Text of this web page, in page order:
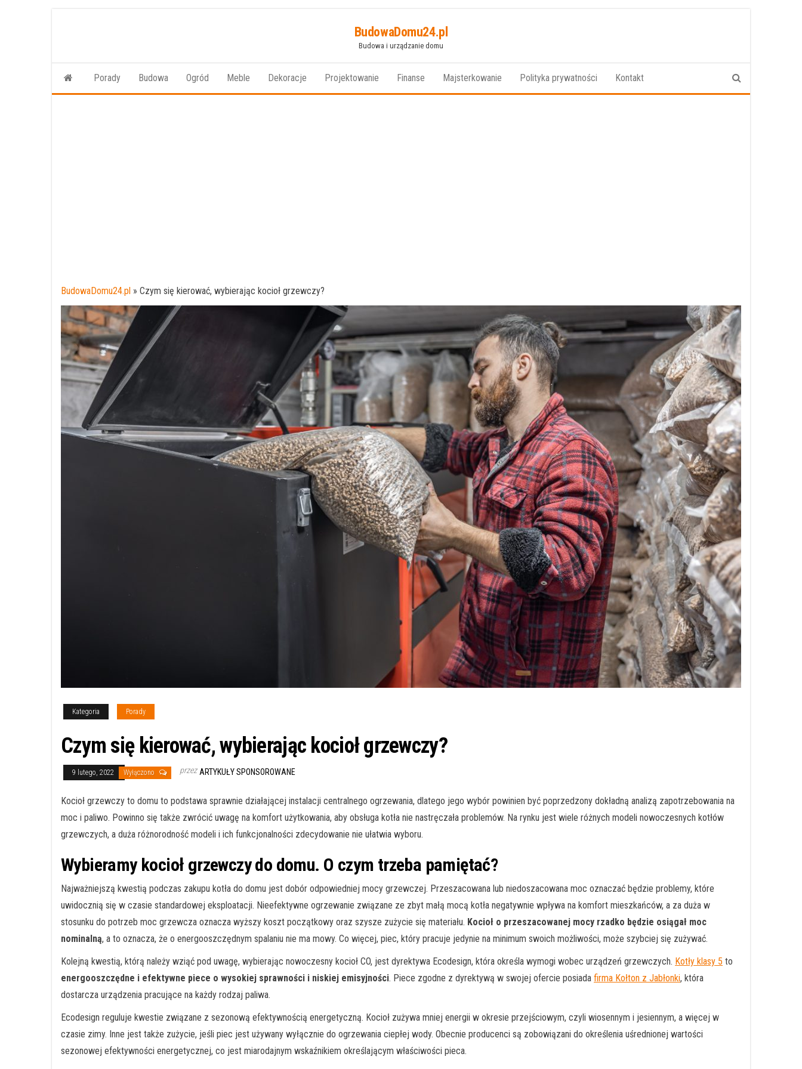
BudowaDomu24.pl
Budowa i urządzanie domu
Porady Budowa Ogród Meble Dekoracje Projektowanie Finanse Majsterkowanie Polityka prywatności Kontakt
BudowaDomu24.pl » Czym się kierować, wybierając kocioł grzewczy?
Kategoria Porady
Czym się kierować, wybierając kocioł grzewczy?
9 lutego, 2022 Wyłączono przez ARTYKUŁY SPONSOROWANE
Kocioł grzewczy to domu to podstawa sprawnie działającej instalacji centralnego ogrzewania, dlatego jego wybór powinien być poprzedzony dokładną analizą zapotrzebowania na
moc i paliwo. Powinno się także zwrócić uwagę na komfort użytkowania, aby obsługa kotła nie nastręczała problemów. Na rynku jest wiele różnych modeli nowoczesnych kotłów
grzewczych, a duża różnorodność modeli i ich funkcjonalności zdecydowanie nie ułatwia wyboru.
Wybieramy kocioł grzewczy do domu. O czym trzeba pamiętać?
Najważniejszą kwestią podczas zakupu kotła do domu jest dobór odpowiedniej mocy grzewczej. Przeszacowana lub niedoszacowana moc oznaczać będzie problemy, które
uwidocznią się w czasie standardowej eksploatacji. Nieefektywne ogrzewanie związane ze zbyt małą mocą kotła negatywnie wpływa na komfort mieszkańców, a za duża w
stosunku do potrzeb moc grzewcza oznacza wyższy koszt początkowy oraz szysze zużycie się materiału. Kocioł o przeszacowanej mocy rzadko będzie osiągał moc
nominalną, a to oznacza, że o energooszczędnym spalaniu nie ma mowy. Co więcej, piec, który pracuje jedynie na minimum swoich możliwości, może szybciej się zużywać.
Kolejną kwestią, którą należy wziąć pod uwagę, wybierając nowoczesny kocioł CO, jest dyrektywa Ecodesign, która określa wymogi wobec urządzeń grzewczych. Kotły klasy 5 to
energooszczędne i efektywne piece o wysokiej sprawności i niskiej emisyjności. Piece zgodne z dyrektywą w swojej ofercie posiada firma Kołton z Jabłonki, która
dostarcza urządzenia pracujące na każdy rodzaj paliwa.
Ecodesign reguluje kwestie związane z sezonową efektywnością energetyczną. Kocioł zużywa mniej energii w okresie przejściowym, czyli wiosennym i jesiennym, a więcej w
czasie zimy. Inne jest także zużycie, jeśli piec jest używany wyłącznie do ogrzewania ciepłej wody. Obecnie producenci są zobowiązani do określenia uśrednionej wartości
sezonowej efektywności energetycznej, co jest miarodajnym wskaźnikiem określającym właściwości pieca.